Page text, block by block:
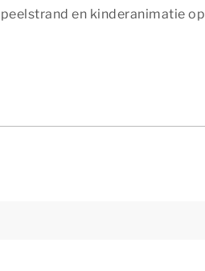
en kinderanimatie op